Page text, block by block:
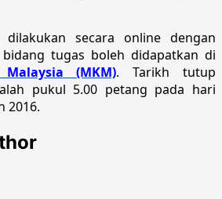
dilakukan secara online dengan
tugas boleh didapatkan di
(MKM). Tarikh tutup
pukul 5.00 petang pada hari
2016.